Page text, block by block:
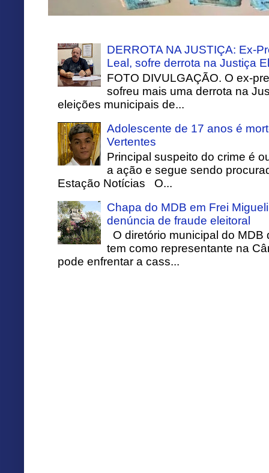
DERROTA NA JUSTIÇA: Ex-
Leal, sofre derrota na Justiça
FOTO DIVULGAÇÃO. O ex-
sofreu mais uma derrota na
eleições municipais de...
Adolescente de 17 anos é
Vertentes
Principal suspeito do crime é
a ação e segue sendo
Estação Notícias O...
Chapa do MDB em Frei
denúncia de fraude eleitoral
O diretório municipal do
tem como representante na
pode enfrentar a cass...